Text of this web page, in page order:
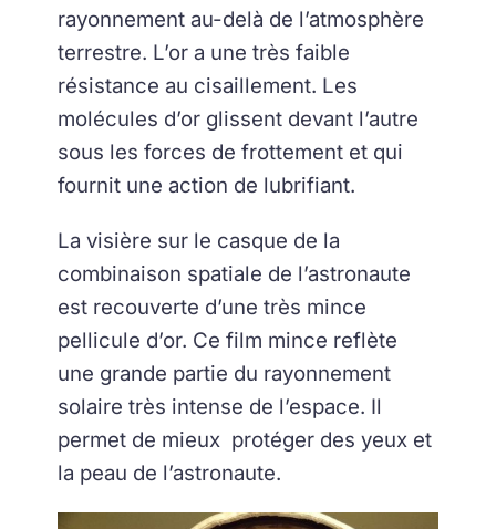
rayonnement au-delà de l’atmosphère
terrestre. L’or a une très faible
résistance au cisaillement. Les
molécules d’or glissent devant l’autre
sous les forces de frottement et qui
fournit une action de lubrifiant.
La visière sur le casque de la
combinaison spatiale de l’astronaute
est recouverte d’une très mince
pellicule d’or. Ce film mince reflète
une grande partie du rayonnement
solaire très intense de l’espace. Il
permet de mieux protéger des yeux et
la peau de l’astronaute.